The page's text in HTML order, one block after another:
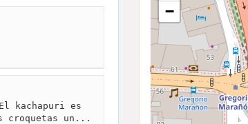
kachapuri es
croquetas un...
−